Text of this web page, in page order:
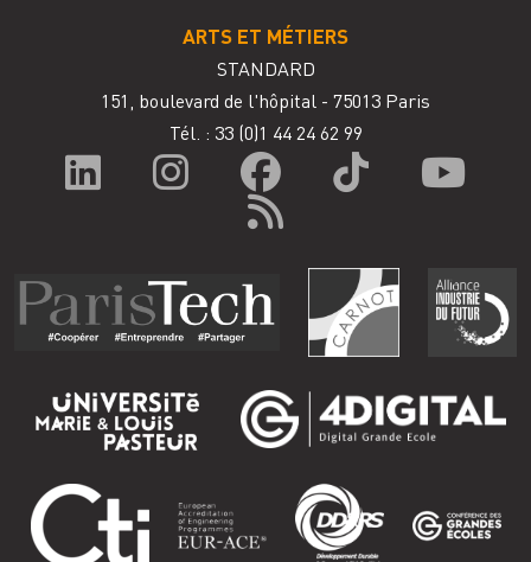
ARTS ET MÉTIERS
STANDARD
151, boulevard de l'hôpital - 75013 Paris
Tél. : 33 (0)1 44 24 62 99